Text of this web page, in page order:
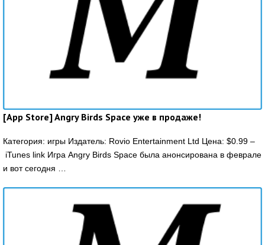
[App Store] Angry Birds Space уже в продаже!
Категория: игры Издатель: Rovio Entertainment Ltd Цена: $0.99 –
iTunes link Игра Angry Birds Space была анонсирована в феврале
и вот сегодня …